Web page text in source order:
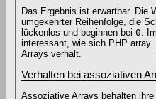
Das Ergebnis ist erwartbar. Die
umgekehrter Reihenfolge, die
lückenlos und beginnen bei 0.
interessant, wie sich PHP
Arrays verhält.
Verhalten bei assoziativen
Assoziative Arrays behalten